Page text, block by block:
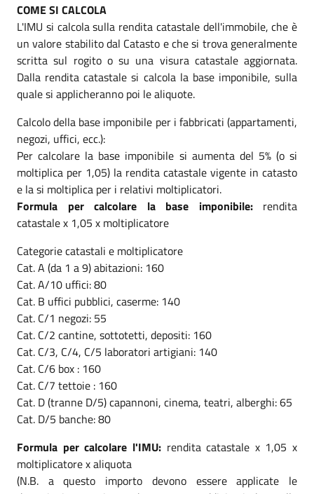
COME SI CALCOLA
L'IMU si calcola sulla rendita catastale dell'immobile, che è
un valore stabilito dal Catasto e che si trova generalmente
scritta sul rogito o su una visura catastale aggiornata.
Dalla rendita catastale si calcola la base imponibile, sulla
quale si applicheranno poi le aliquote.
Calcolo della base imponibile per i fabbricati (appartamenti,
negozi, uffici, ecc.):
Per calcolare la base imponibile si aumenta del 5% (o si
moltiplica per 1,05) la rendita catastale vigente in catasto
e la si moltiplica per i relativi moltiplicatori.
Formula per calcolare la base imponibile:rendita
catastale x 1,05 x moltiplicatore
Categorie catastali e moltiplicatore
Cat. A (da 1 a 9) abitazioni: 160
Cat. A/10 uffici: 80
Cat. B uffici pubblici, caserme: 140
Cat. C/1 negozi: 55
Cat. C/2 cantine, sottotetti, depositi: 160
Cat. C/3, C/4, C/5 laboratori artigiani: 140
Cat. C/6 box : 160
Cat. C/7 tettoie : 160
Cat. D (tranne D/5) capannoni, cinema, teatri, alberghi: 65
Cat. D/5 banche: 80
Formula per calcolare l'IMU:rendita catastale x 1,05 x
moltiplicatore x aliquota
(N.B. a questo importo devono essere applicate le